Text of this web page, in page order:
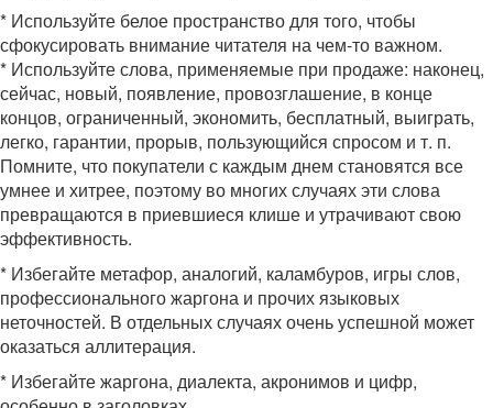
* Используйте белое пространство для того, чтобы
сфокусировать внимание читателя на чем-то важном.
* Используйте слова, применяемые при продаже: наконец,
сейчас, новый, появление, провозглашение, в конце
концов, ограниченный, экономить, бесплатный, выиграть,
легко, гарантии, прорыв, пользующийся спросом и т. п.
Помните, что покупатели с каждым днем становятся все
умнее и хитрее, поэтому во многих случаях эти слова
превращаются в приевшиеся клише и утрачивают свою
эффективность.
* Избегайте метафор, аналогий, каламбуров, игры слов,
профессионального жаргона и прочих языковых
неточностей. В отдельных случаях очень успешной может
оказаться аллитерация.
* Избегайте жаргона, диалекта, акронимов и цифр,